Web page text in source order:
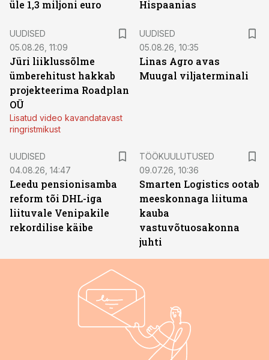
üle 1,3 miljoni euro Hispaanias
UUDISED
05.08.26, 11:09
Jüri liiklussõlme
ümberehitust hakkab
projekteerima Roadplan
OÜ
Lisatud video kavandatavast
ringristmikust
UUDISED
05.08.26, 10:35
Linas Agro avas
Muugal viljaterminali
UUDISED
04.08.26, 14:47
Leedu pensionisamba
reform tõi DHL-iga
liituvale Venipakile
rekordilise käibe
TÖÖKUULUTUSED
09.07.26, 10:36
Smarten Logistics ootab
meeskonnaga liituma
kauba
vastuvõtuosakonna
juhti